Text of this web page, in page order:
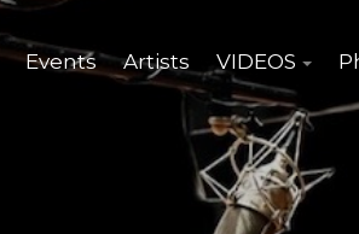
Events Artists VIDEOS